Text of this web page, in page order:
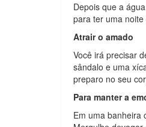
Depois que a
para ter uma
Atrair o amado
Você irá precisar
sândalo e uma
preparo no seu
Para manter a
Em uma banheira